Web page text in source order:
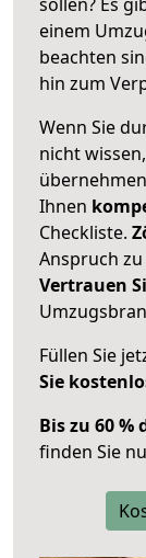
einem
beachten
hin zum
Wenn Sie
nicht
Ihnen
Checkliste.
Anspruch
Vertrauen
Füllen Sie
Sie
Bis zu 60
finden Sie